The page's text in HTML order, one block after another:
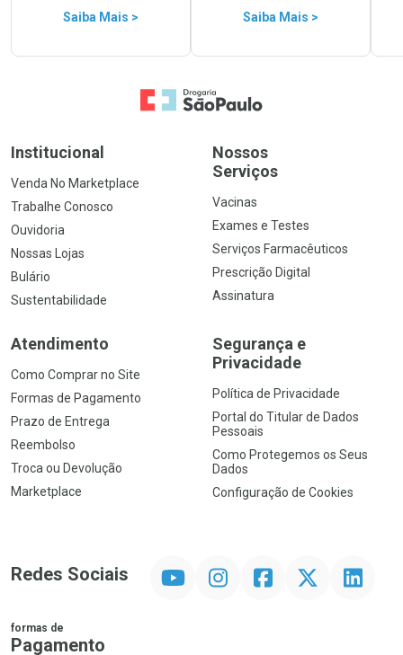
Saiba Mais > Saiba Mais >
Ir para a Home
Institucional
Venda No Marketplace
Trabalhe Conosco
Ouvidoria
Nossas Lojas
Bulário
Sustentabilidade
Nossos
Serviços
Vacinas
Exames e Testes
Serviços Farmacêuticos
Prescrição Digital
Assinatura
Atendimento
Como Comprar no Site
Formas de Pagamento
Prazo de Entrega
Reembolso
Troca ou Devolução
Marketplace
Segurança e
Privacidade
Política de Privacidade
Portal do Titular de Dados
Pessoais
Como Protegemos os Seus
Dados
Configuração de Cookies
Redes Sociais InstagramFacebookTwitter Linkedin
formas de
Pagamento